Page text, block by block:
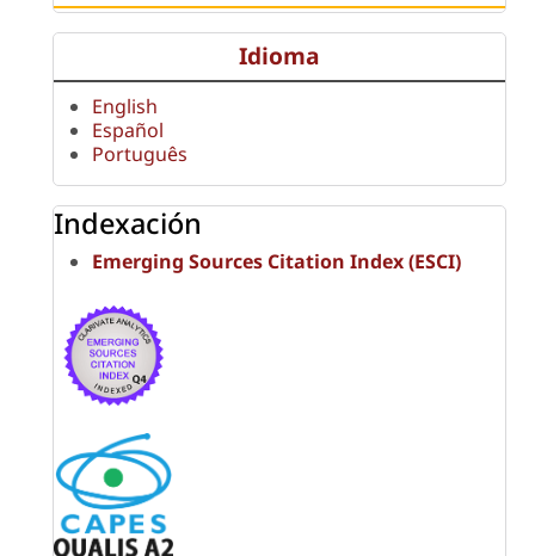
Idioma
English
Español
Português
Indexación
Emerging Sources Citation Index (ESCI)